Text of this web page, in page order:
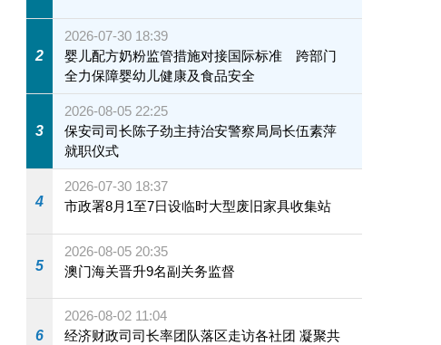
2
2026-07-30 18:39
婴儿配方奶粉监管措施对接国际标准 跨部门
全力保障婴幼儿健康及食品安全
3
2026-08-05 22:25
保安司司长陈子劲主持治安警察局局长伍素萍
就职仪式
4
2026-07-30 18:37
市政署8月1至7日设临时大型废旧家具收集站
5
2026-08-05 20:35
澳门海关晋升9名副关务监督
6
2026-08-02 11:04
经济财政司司长率团队落区走访各社团 凝聚共